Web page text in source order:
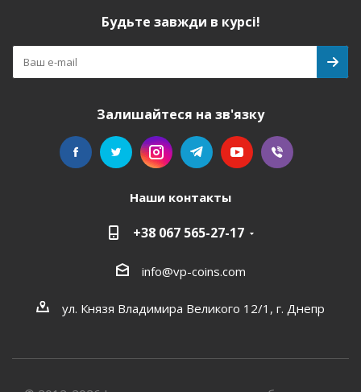
Будьте завжди в курсі!
Залишайтеся на зв'язку
Наши контакты
+38 067 565-27-17
info@vp-coins.com
ул. Князя Владимира Великого 12/1, г. Днепр